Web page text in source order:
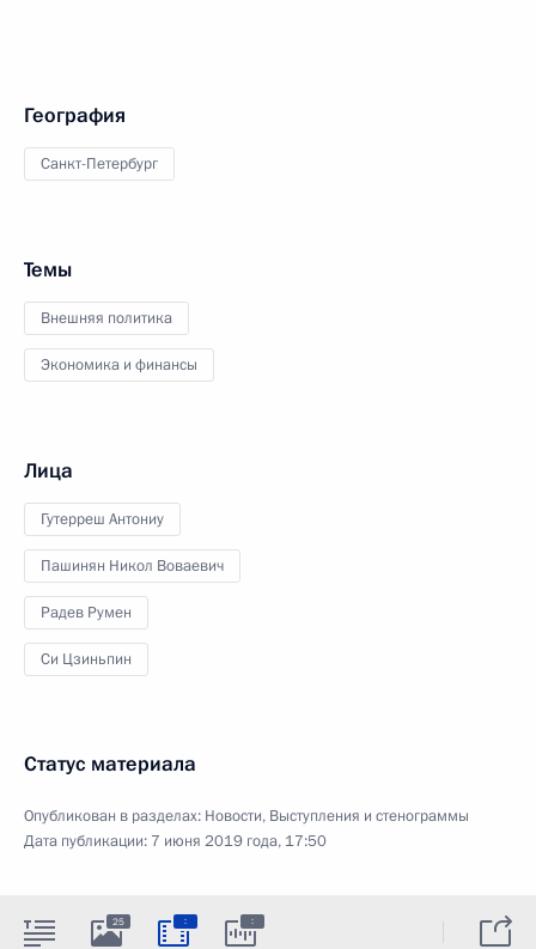
География
Санкт-Петербург
Темы
Внешняя политика
Экономика и финансы
Лица
Гутерреш Антониу
Пашинян Никол Воваевич
Радев Румен
Си Цзиньпин
Статус материала
Опубликован в разделах: Новости, Выступления и стенограммы
Дата публикации: 7 июня 2019 года, 17:50
25 : :